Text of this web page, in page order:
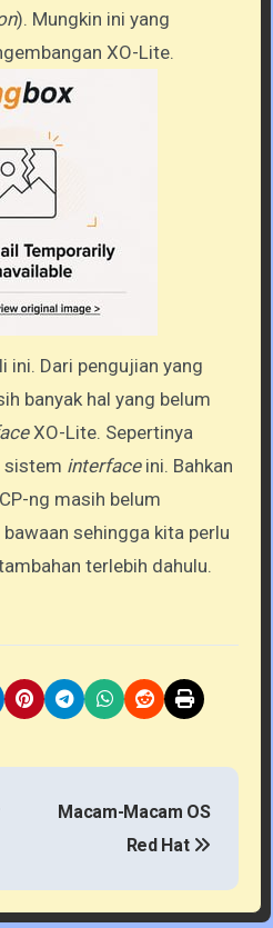
). Mungkin ini yang
XO-Lite.
ini. Dari pengujian yang
banyak hal yang belum
XO-Lite. Sepertinya
sistem interfaceini. Bahkan
ng masih belum
sehingga kita perlu
terlebih dahulu.
Macam-Macam OS
Red Hat